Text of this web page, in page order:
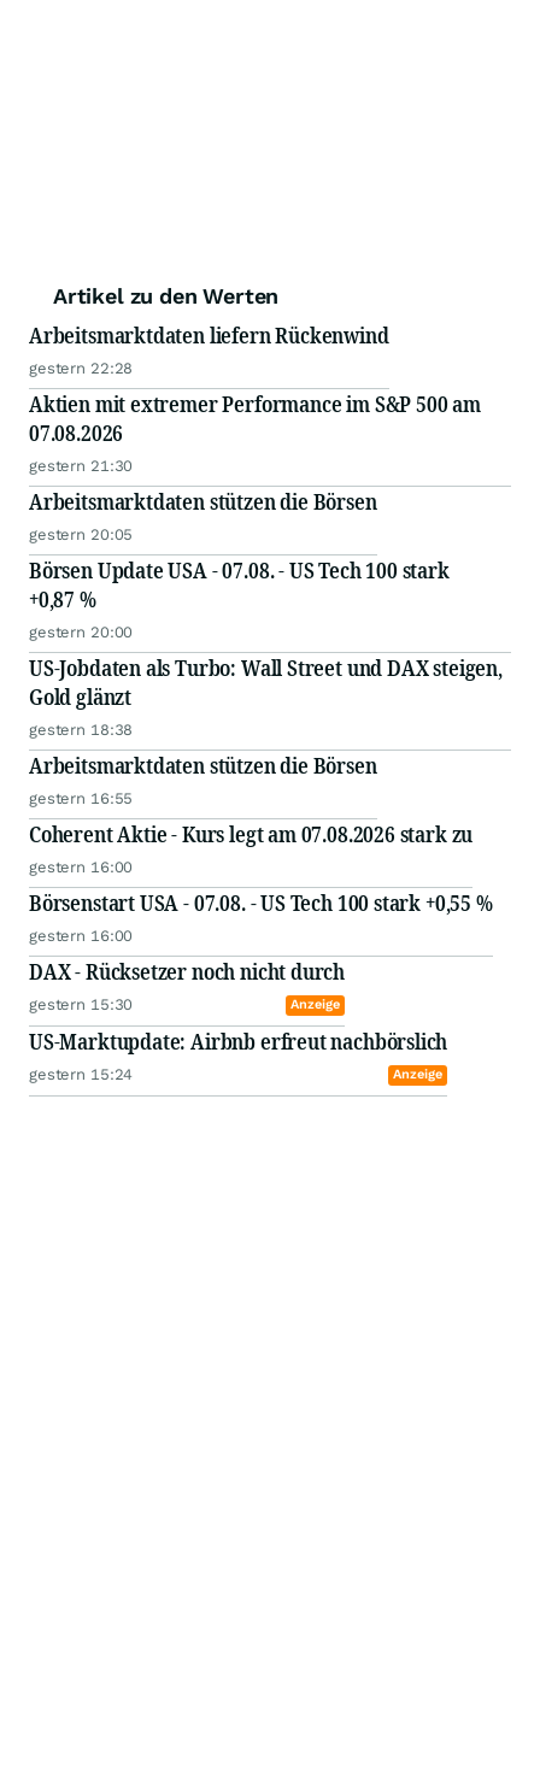
Artikel zu den Werten
Arbeitsmarktdaten liefern Rückenwind
gestern 22:28
Aktien mit extremer Performance im S&P 500 am
07.08.2026
gestern 21:30
Arbeitsmarktdaten stützen die Börsen
gestern 20:05
Börsen Update USA - 07.08. - US Tech 100 stark
+0,87 %
gestern 20:00
US-Jobdaten als Turbo: Wall Street und DAX steigen,
Gold glänzt
gestern 18:38
Arbeitsmarktdaten stützen die Börsen
gestern 16:55
Coherent Aktie - Kurs legt am 07.08.2026 stark zu
gestern 16:00
Börsenstart USA - 07.08. - US Tech 100 stark +0,55 %
gestern 16:00
DAX - Rücksetzer noch nicht durch
gestern 15:30 Anzeige
US-Marktupdate: Airbnb erfreut nachbörslich
gestern 15:24 Anzeige